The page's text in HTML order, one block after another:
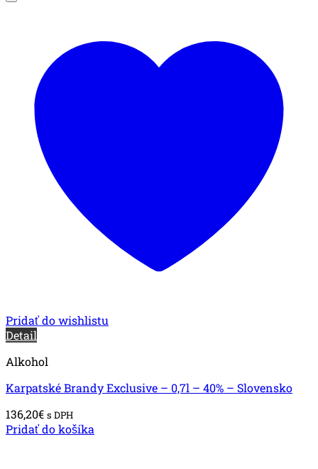
Pridať do wishlistu
Detail
Alkohol
Karpatské Brandy Exclusive – 0,7l – 40% – Slovensko
136,20€ s DPH
Pridať do košíka